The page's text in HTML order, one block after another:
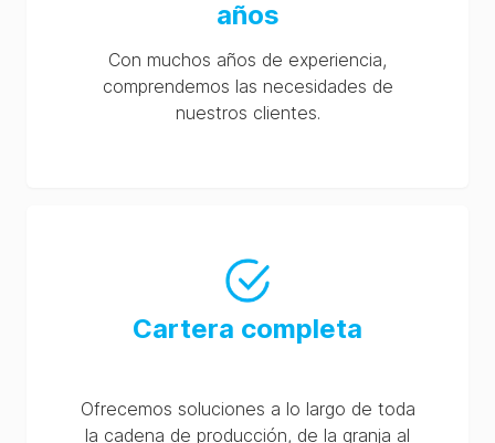
años
Con muchos años de experiencia,
comprendemos las necesidades de
nuestros clientes.
Cartera completa
Ofrecemos soluciones a lo largo de toda
la cadena de producción, de la granja al